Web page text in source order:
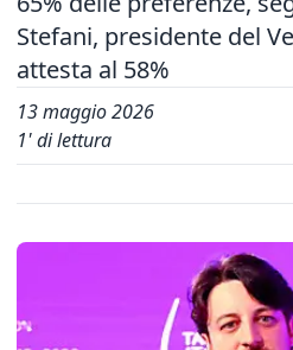
Stefani, presidente del
attesta al 58%
13 maggio 2026
1' di lettura